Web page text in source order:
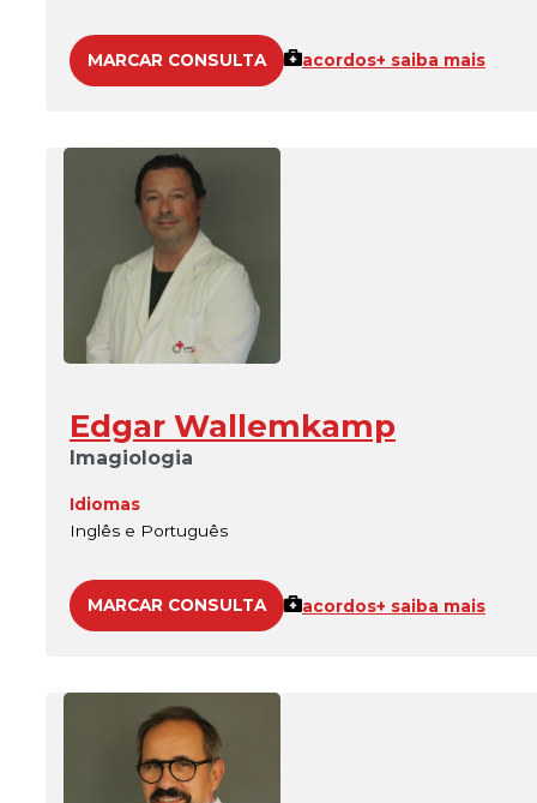
MARCAR CONSULTA acordos+ saiba mais
Edgar Wallemkamp
Imagiologia
Idiomas
Inglês e Português
MARCAR CONSULTA acordos+ saiba mais